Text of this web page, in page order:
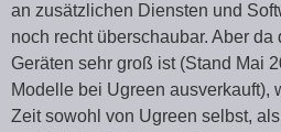
an zusätzlichen Diensten und
noch recht überschaubar. Aber da
Geräten sehr groß ist (Stand Mai
Modelle bei Ugreen ausverkauft),
Zeit sowohl von Ugreen selbst,